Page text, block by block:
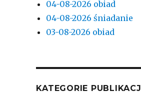
04-08-2026 obiad
04-08-2026 śniadanie
03-08-2026 obiad
KATEGORIE PUBLIKACJI